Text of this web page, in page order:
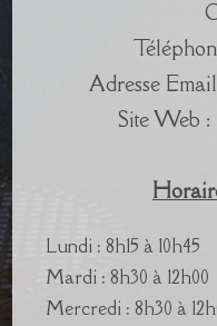
Adresse
Site Web :
Lundi : 8h15 à 10h45
Mardi : 8h30 à 12h00
Mercredi : 8h30 à